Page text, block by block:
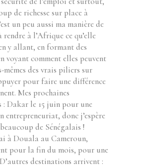
de richesse sur place à
un peu aussi ma manière de
à l’Afrique ce qu’elle
y allant, en formant des
voyant comment elles peuvent
mêmes des vrais piliers sur
pour faire une différence
Mes prochaines
: Dakar le 15 juin pour une
entrepreneuriat, donc j’espère
de Sénégalais !
à Douala au Cameroun,
pour la fin du mois, pour une
destinations arrivent :